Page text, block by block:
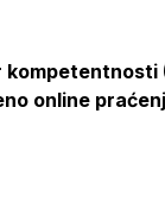
online